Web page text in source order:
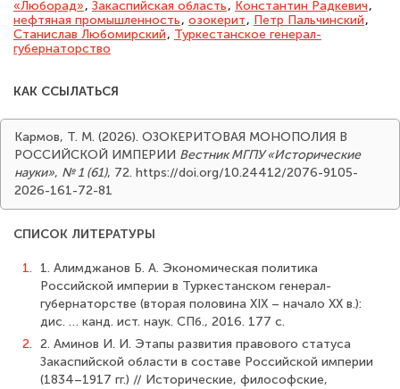
«Люборад», Закаспийская область, Константин Радкевич,
нефтяная промышленность, озокерит, Петр Пальчинский,
Станислав Любомирский, Туркестанское генерал-
губернаторство
КАК ССЫЛАТЬСЯ
Кармов, Т. М. (2026). ОЗОКЕРИТОВАЯ МОНОПОЛИЯ В
РОССИЙСКОЙ ИМПЕРИИ Вестник МГПУ «Исторические
науки», № 1 (61), 72. https://doi.org/10.24412/2076-9105-
2026-161-72-81
СПИСОК ЛИТЕРАТУРЫ
1.
1. Алимджанов Б. А. Экономическая политика
Российской империи в Туркестанском генерал-
губернаторстве (вторая половина XIX – начало XX в.):
дис. … канд. ист. наук. СПб., 2016. 177 с.
2. 2. Аминов И. И. Этапы развития правового статуса
Закаспийской области в составе Российской империи
(1834–1917 гг.) // Исторические, философские,